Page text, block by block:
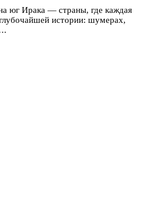
юг Ирака — страны, где каждая
истории: шумерах,